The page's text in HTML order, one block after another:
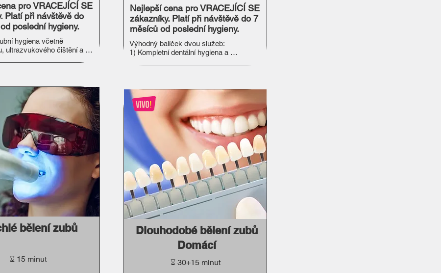
pro VRACEJÍCÍ SE
Platí při návštěvě do
poslední hygieny.
hygiena včetně
ultrazvukového čištění a
bělení zubů
⌛︎ 15 minut
Nejlepší cena pro VRACEJÍCÍ SE
zákazníky. Platí při návštěvě do 7
měsíců od poslední hygieny.
Výhodný balíček dvou služeb:
1) Kompletní dentální hygiena a
Váš zářivý úsměv
Objednáváte se na termín dentální
hygieny včetně rychlého bělení.
Dlouhodobé bělení zubů
Domácí
⌛︎ 30+15 minut